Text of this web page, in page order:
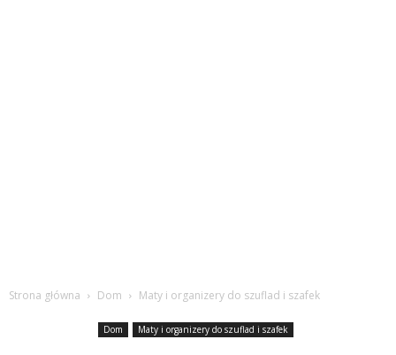
Strona główna Dom Maty i organizery do szuflad i szafek
Dom Maty i organizery do szuflad i szafek